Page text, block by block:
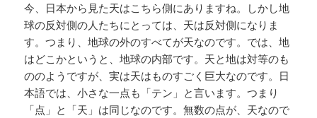
今、日本から見た天はこちら側にありますね。しかし地
球の反対側の人たちにとっては、天は反対側になりま
す。つまり、地球の外のすべてが天なのです。では、地
はどこかというと、地球の内部です。天と地は対等のも
ののようですが、実は天はものすごく巨大なのです。日
本語では、小さな一点も「テン」と言います。つまり
「点」と「天」は同じなのです。無数の点が、天なので